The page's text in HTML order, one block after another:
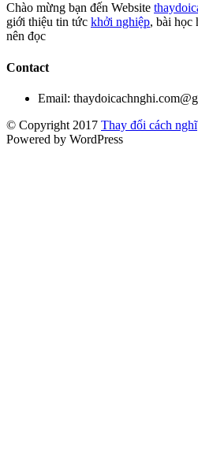
Chào mừng bạn đến Website
giới thiệu tin tức khởi nghiệp, bài học
nên đọc
Contact
Email:
© Copyright 2017 Thay đổi cách nghĩ
Powered by WordPress